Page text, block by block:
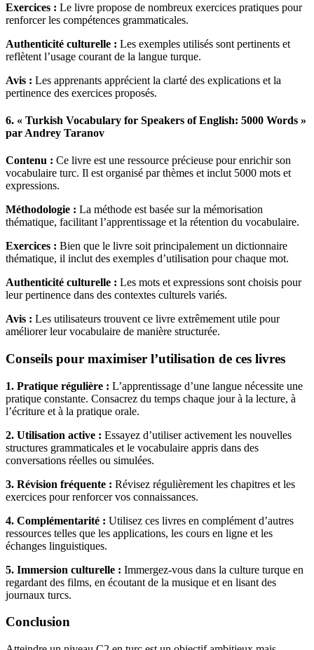
Exercices : Le livre propose de nombreux exercices pratiques pour
renforcer les compétences grammaticales.
Authenticité culturelle : Les exemples utilisés sont pertinents et
reflètent l’usage courant de la langue turque.
Avis : Les apprenants apprécient la clarté des explications et la
pertinence des exercices proposés.
6. « Turkish Vocabulary for Speakers of English: 5000 Words »
par Andrey Taranov
Contenu : Ce livre est une ressource précieuse pour enrichir son
vocabulaire turc. Il est organisé par thèmes et inclut 5000 mots et
expressions.
Méthodologie : La méthode est basée sur la mémorisation
thématique, facilitant l’apprentissage et la rétention du vocabulaire.
Exercices : Bien que le livre soit principalement un dictionnaire
thématique, il inclut des exemples d’utilisation pour chaque mot.
Authenticité culturelle : Les mots et expressions sont choisis pour
leur pertinence dans des contextes culturels variés.
Avis : Les utilisateurs trouvent ce livre extrêmement utile pour
améliorer leur vocabulaire de manière structurée.
Conseils pour maximiser l’utilisation de ces livres
1. Pratique régulière : L’apprentissage d’une langue nécessite une
pratique constante. Consacrez du temps chaque jour à la lecture, à
l’écriture et à la pratique orale.
2. Utilisation active : Essayez d’utiliser activement les nouvelles
structures grammaticales et le vocabulaire appris dans des
conversations réelles ou simulées.
3. Révision fréquente : Révisez régulièrement les chapitres et les
exercices pour renforcer vos connaissances.
4. Complémentarité : Utilisez ces livres en complément d’autres
ressources telles que les applications, les cours en ligne et les
échanges linguistiques.
5. Immersion culturelle : Immergez-vous dans la culture turque en
regardant des films, en écoutant de la musique et en lisant des
journaux turcs.
Conclusion